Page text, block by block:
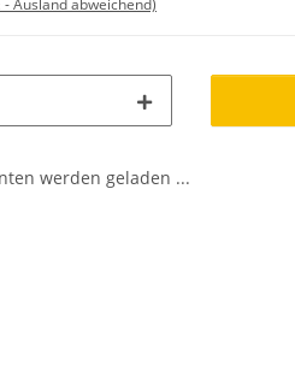
- Ausland abweichend)
werden geladen ...